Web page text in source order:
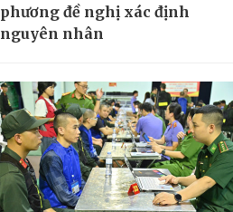
phương đề nghị xác định
nguyên nhân